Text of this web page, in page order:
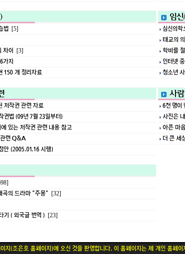
법 [5]
이 [3]
가지
150 개 정리자료
저작권 관련 자료
권법 (09년 7월 23일부터)
있는 저작권 관련 내용 참고
련 Q&A
안 (2005.01.16 시행)
곡의 드라마 "주몽" [32]
기 ( 외국글 번역 ) [23]
임
심신의
태교의
학비를
인터넷
청소년
사
6천 명이
사진은
아픈 마
더 큰 세
지(조은호 홈페이지)에 오신 것을 환영합니다. 이 홈페이지는 제 개인 홈페